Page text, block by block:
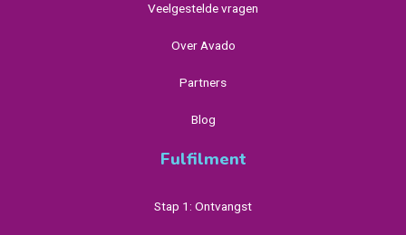
Veelgestelde vragen
Over Avado
Partners
Blog
Fulfilment
Stap 1: Ontvangst